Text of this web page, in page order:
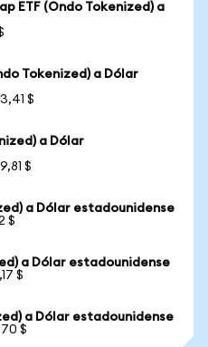
ETF (Ondo Tokenized) a
Tokenized) a Dólar
$
a Dólar
$
a Dólar estadounidense
$
a Dólar estadounidense
$
a Dólar estadounidense
$